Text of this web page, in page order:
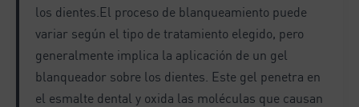
los dientes.El proceso de blanqueamiento puede
variar según el tipo de tratamiento elegido, pero
generalmente implica la aplicación de un gel
blanqueador sobre los dientes. Este gel penetra en
el esmalte dental y oxida las moléculas que causan